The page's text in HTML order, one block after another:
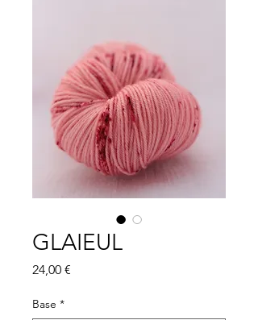
GLAIEUL
24,00 €
Base *